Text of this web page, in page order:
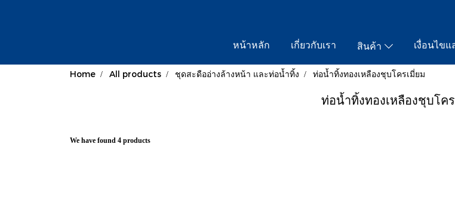
หน้าหลัก เกี่ยวกับเรา สินค้า เงื่อนไข
Home All products ชุดสะดืออ่างล้างหน้า และท่อน้ำทิ้ง ท่อน้ำทิ้งทองเหลืองชุบโครเมี่ยม
ท่อน้ำทิ้งทองเหลืองชุบโค
We have found 4 products